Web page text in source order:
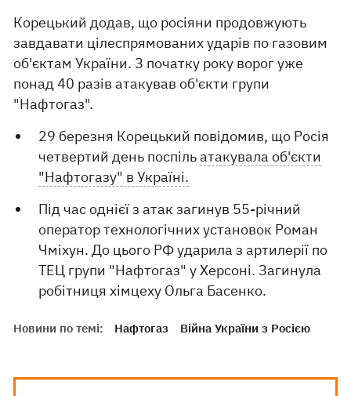
Корецький додав, що росіяни продовжують
завдавати цілеспрямованих ударів по газовим
об'єктам України. З початку року ворог уже
понад 40 разів атакував об'єкти групи
"Нафтогаз".
29 березня Корецький повідомив, що Росія
четвертий день поспільатакувала об'єкти
"Нафтогазу" в Україні.
Під час однієї з атак загинув 55-річний
оператор технологічних установок Роман
Чміхун. До цього РФ ударила з артилерії по
ТЕЦ групи "Нафтогаз" у Херсоні. Загинула
робітниця хімцеху Ольга Басенко.
Новини по темі: Нафтогаз Війна України з Росією